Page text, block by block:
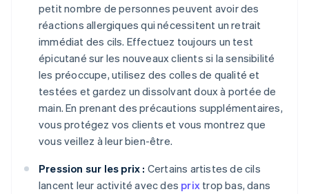
petit nombre de personnes peuvent avoir des
réactions allergiques qui nécessitent un retrait
immédiat des cils. Effectuez toujours un test
épicutané sur les nouveaux clients si la sensibilité
les préoccupe, utilisez des colles de qualité et
testées et gardez un dissolvant doux à portée de
main. En prenant des précautions supplémentaires,
vous protégez vos clients et vous montrez que
vous veillez à leur bien-être.
Pression sur les prix : Certains artistes de cils
lancent leur activité avec des prix trop bas, dans